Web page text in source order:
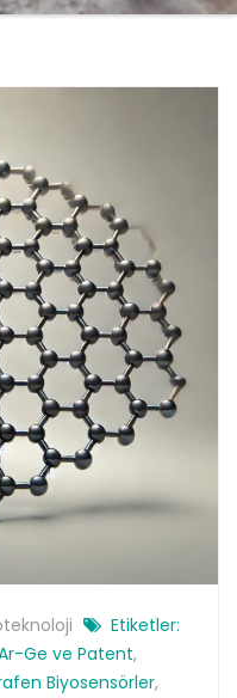
Etiketler:
Ge ve Patent,
Biyosensörler,